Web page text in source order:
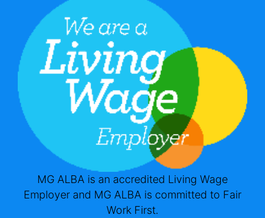
MG ALBA is an accredited Living Wage
Employer and MG ALBA is committed to Fair
Work First.